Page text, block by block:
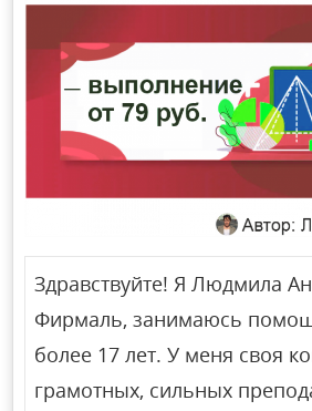
Здравствуйте! Я Людмила
Фирмаль, занимаюсь
более 17 лет. У меня своя
грамотных, сильных